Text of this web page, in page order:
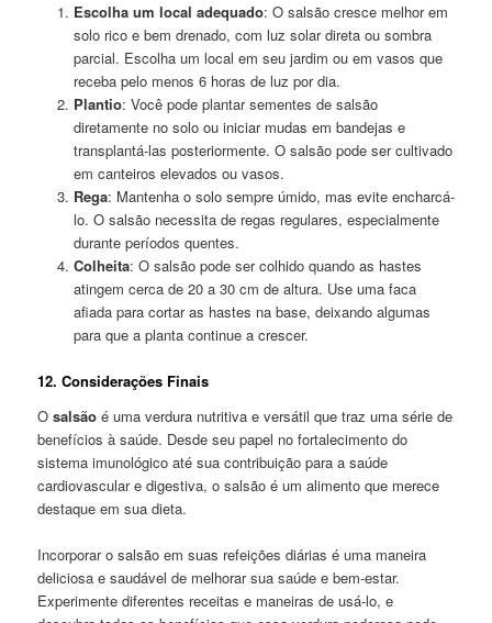
Escolha um local adequado: O salsão cresce melhor em
solo rico e bem drenado, com luz solar direta ou sombra
parcial. Escolha um local em seu jardim ou em vasos que
receba pelo menos 6 horas de luz por dia.
Plantio: Você pode plantar sementes de salsão
diretamente no solo ou iniciar mudas em bandejas e
transplantá-las posteriormente. O salsão pode ser cultivado
em canteiros elevados ou vasos.
Rega: Mantenha o solo sempre úmido, mas evite encharcá-
lo. O salsão necessita de regas regulares, especialmente
durante períodos quentes.
Colheita: O salsão pode ser colhido quando as hastes
atingem cerca de 20 a 30 cm de altura. Use uma faca
afiada para cortar as hastes na base, deixando algumas
para que a planta continue a crescer.
12. Considerações Finais
Osalsão é uma verdura nutritiva e versátil que traz uma série de
benefícios à saúde. Desde seu papel no fortalecimento do
sistema imunológico até sua contribuição para a saúde
cardiovascular e digestiva, o salsão é um alimento que merece
destaque em sua dieta.
Incorporar o salsão em suas refeições diárias é uma maneira
deliciosa e saudável de melhorar sua saúde e bem-estar.
Experimente diferentes receitas e maneiras de usá-lo, e